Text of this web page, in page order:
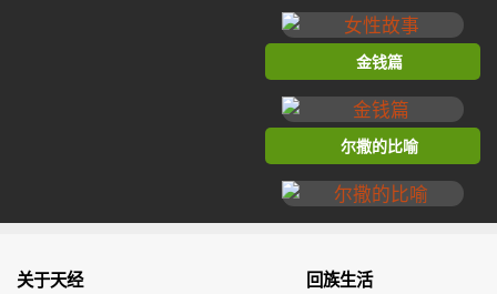
金钱篇
尔撒的比喻
关于天经 回族生活